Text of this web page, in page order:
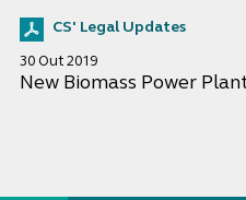
CS' Legal Updates
30 Out 2019
New Biomass Power